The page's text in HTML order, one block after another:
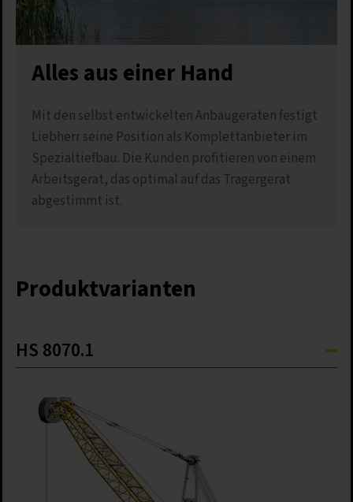
Alles aus einer Hand
Mit den selbst entwickelten Anbaugeräten festigt
Liebherr seine Position als Komplettanbieter im
Spezialtiefbau. Die Kunden profitieren von einem
Arbeitsgerät, das optimal auf das Trägergerät
abgestimmt ist.
Produktvarianten
HS 8070.1